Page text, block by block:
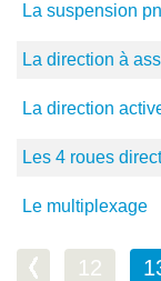
La suspension
La direction à
La direction
Les 4 roues
Le multiplexage
12